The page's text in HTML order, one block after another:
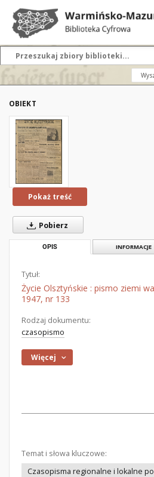
OBIEKT
Pokaż treść
Pobierz
OPIS INFORMACJE
Tytuł:
Życie Olsztyńskie : pismo ziemi
1947, nr 133
Rodzaj dokumentu:
czasopismo
Więcej
Temat i słowa kluczowe:
Czasopisma regionalne i lokalne